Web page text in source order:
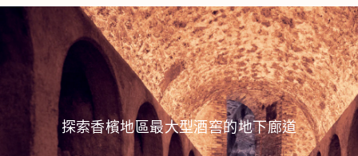
探索香檳地區最大型酒窖的地下廊道